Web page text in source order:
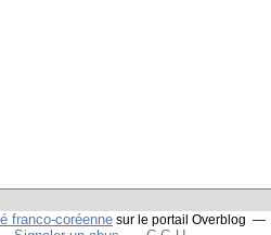
franco-coréenne sur le portail Overblog